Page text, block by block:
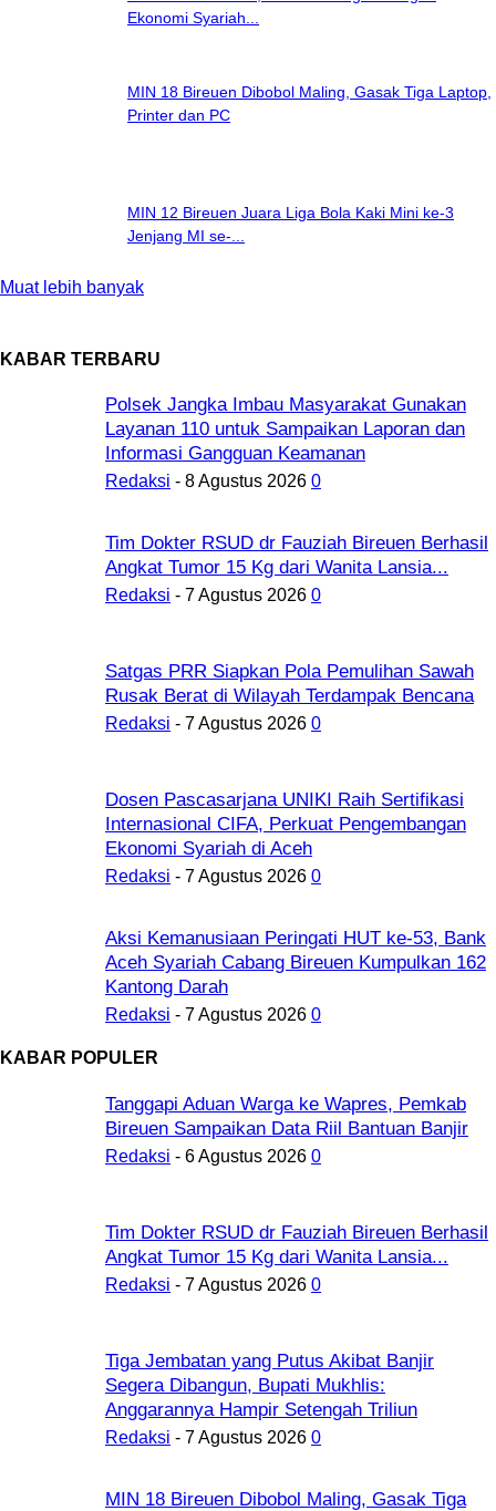
Ekonomi Syariah...
MIN 18 Bireuen Dibobol Maling, Gasak Tiga Laptop,
Printer dan PC
MIN 12 Bireuen Juara Liga Bola Kaki Mini ke-3
Jenjang MI se-...
Muat lebih banyak
KABAR TERBARU
Polsek Jangka Imbau Masyarakat Gunakan
Layanan 110 untuk Sampaikan Laporan dan
Informasi Gangguan Keamanan
Redaksi - 8 Agustus 2026 0
Tim Dokter RSUD dr Fauziah Bireuen Berhasil
Angkat Tumor 15 Kg dari Wanita Lansia...
Redaksi - 7 Agustus 2026 0
Satgas PRR Siapkan Pola Pemulihan Sawah
Rusak Berat di Wilayah Terdampak Bencana
Redaksi - 7 Agustus 2026 0
Dosen Pascasarjana UNIKI Raih Sertifikasi
Internasional CIFA, Perkuat Pengembangan
Ekonomi Syariah di Aceh
Redaksi - 7 Agustus 2026 0
Aksi Kemanusiaan Peringati HUT ke-53, Bank
Aceh Syariah Cabang Bireuen Kumpulkan 162
Kantong Darah
Redaksi - 7 Agustus 2026 0
KABAR POPULER
Tanggapi Aduan Warga ke Wapres, Pemkab
Bireuen Sampaikan Data Riil Bantuan Banjir
Redaksi - 6 Agustus 2026 0
Tim Dokter RSUD dr Fauziah Bireuen Berhasil
Angkat Tumor 15 Kg dari Wanita Lansia...
Redaksi - 7 Agustus 2026 0
Tiga Jembatan yang Putus Akibat Banjir
Segera Dibangun, Bupati Mukhlis:
Anggarannya Hampir Setengah Triliun
Redaksi - 7 Agustus 2026 0
MIN 18 Bireuen Dibobol Maling, Gasak Tiga